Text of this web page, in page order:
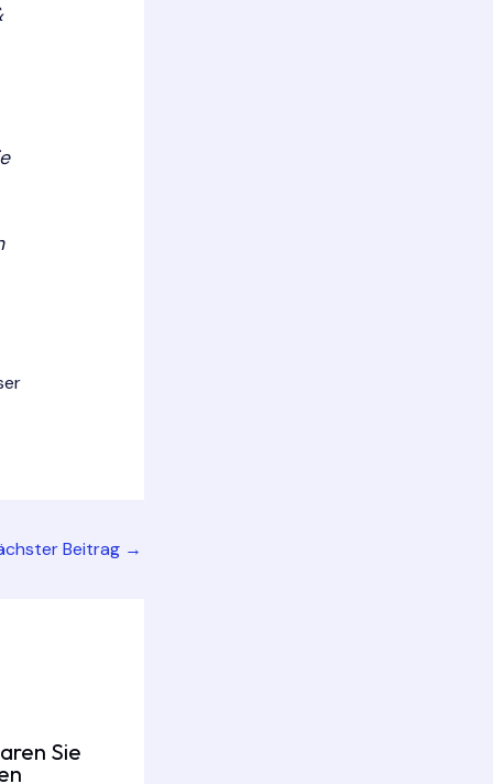
Beitrag →
Sie